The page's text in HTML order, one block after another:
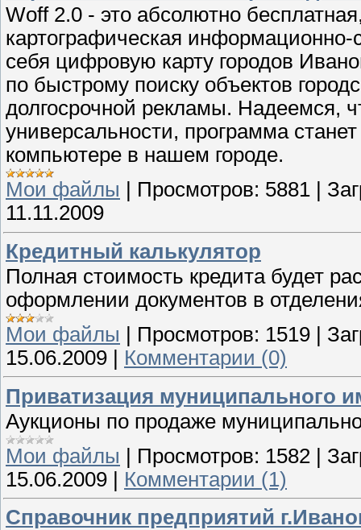
Woff 2.0 - это абсолютно
картографическая
себя цифровую карту городов
по быстрому поиску объектов
долгосрочной рекламы. Надеемся,
универсальности, программа
компьютере в нашем городе.
Мои файлы
Просмотров: 5881
11.11.2009
Кредитный калькулятор
Полная стоимость кредита будет
оформлении документов в
Мои файлы
Просмотров: 1519
15.06.2009
Комментарии (0)
Приватизация муниципального
Аукционы по продаже
Мои файлы | Просмотров: 1582 |
15.06.2009 | Комментарии (1)
Справочник предприятий